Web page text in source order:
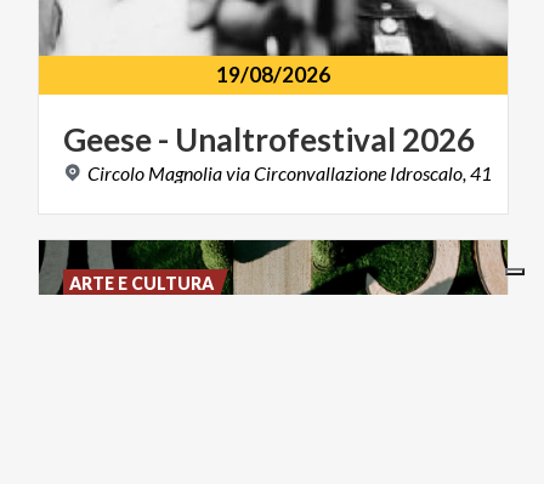
19/08/2026
Geese- Unaltrofestival 2026
Circolo MagnoliaviaCirconvallazione Idroscalo, 41
ARTE E CULTURA